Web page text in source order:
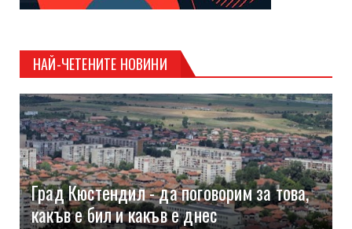
НАЙ-ЧЕТЕНИТЕ НОВИНИ
Град Кюстендил - да поговорим за това,
какъв е бил и какъв е днес